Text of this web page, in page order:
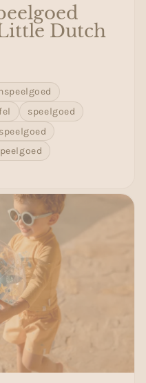
Dutch
speelgoed